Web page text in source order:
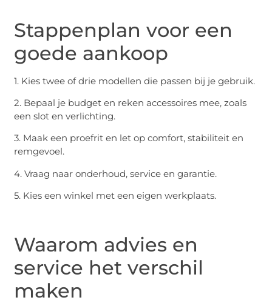
Stappenplan voor een
goede aankoop
1. Kies twee of drie modellen die passen bij je gebruik.
2. Bepaal je budget en reken accessoires mee, zoals
een slot en verlichting.
3. Maak een proefrit en let op comfort, stabiliteit en
remgevoel.
4. Vraag naar onderhoud, service en garantie.
5. Kies een winkel met een eigen werkplaats.
Waarom advies en
service het verschil
maken